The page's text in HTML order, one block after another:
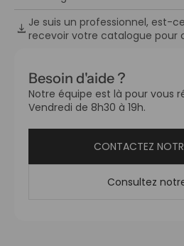
Besoin d'aide ?
Notre équipe est là pour vous
Vendredi de 8h30 à 19h.
CONTACTEZ
Consultez
download Je suis un professionnel, est-
recevoir votre catalogue pour